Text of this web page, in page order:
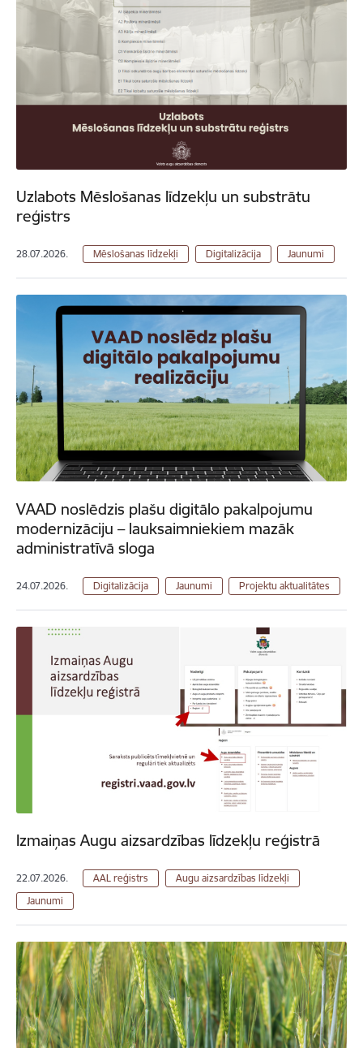
Uzlabots Mēslošanas līdzekļu un substrātu
reģistrs
28.07.2026. Mēslošanas līdzekļi Digitalizācija Jaunumi
VAAD noslēdzis plašu digitālo pakalpojumu
modernizāciju – lauksaimniekiem mazāk
administratīvā sloga
24.07.2026. Digitalizācija Jaunumi Projektu aktualitātes
Izmaiņas Augu aizsardzības līdzekļu reģistrā
22.07.2026. AAL reģistrs
Augu aizsardzības līdzekļi
Jaunumi